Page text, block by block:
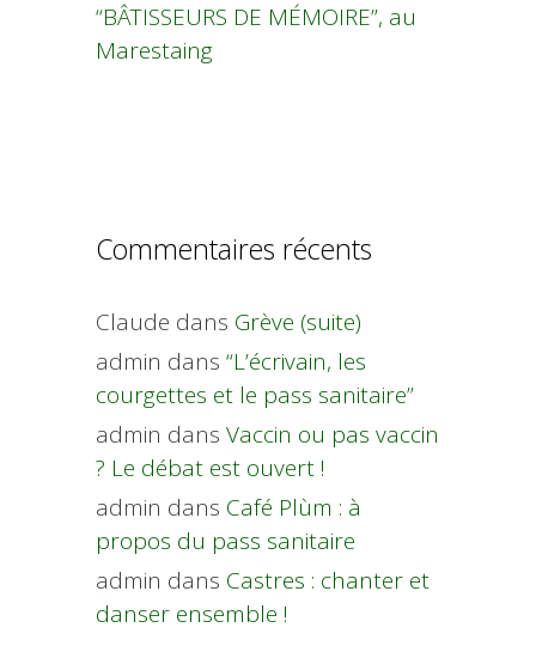
“BÂTISSEURS DE MÉMOIRE”, au
Marestaing
Commentaires récents
Claude dans Grève (suite)
admin dans “L’écrivain, les
courgettes et le pass sanitaire”
admin dans Vaccin ou pas vaccin
? Le débat est ouvert !
admin dans Café Plùm : à
propos du pass sanitaire
admin dans Castres : chanter et
danser ensemble !